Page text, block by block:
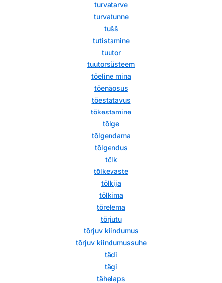
turvatarve
turvatunne
tušš
tutistamine
tuutor
tuutorsüsteem
tõeline mina
tõenäosus
tõestatavus
tõkestamine
tõlge
tõlgendama
tõlgendus
tõlk
tõlkevaste
tõlkija
tõlkima
tõrelema
tõrjutu
tõrjuv kiindumus
tõrjuv kiindumussuhe
tädi
tägi
tähelaps